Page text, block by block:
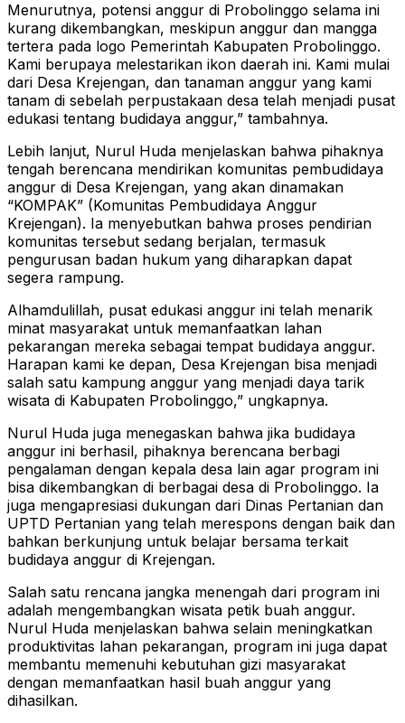
Menurutnya, potensi anggur di Probolinggo selama ini
kurang dikembangkan, meskipun anggur dan mangga
tertera pada logo Pemerintah Kabupaten Probolinggo.
Kami berupaya melestarikan ikon daerah ini. Kami mulai
dari Desa Krejengan, dan tanaman anggur yang kami
tanam di sebelah perpustakaan desa telah menjadi pusat
edukasi tentang budidaya anggur,” tambahnya.
Lebih lanjut, Nurul Huda menjelaskan bahwa pihaknya
tengah berencana mendirikan komunitas pembudidaya
anggur di Desa Krejengan, yang akan dinamakan
“KOMPAK” (Komunitas Pembudidaya Anggur
Krejengan). Ia menyebutkan bahwa proses pendirian
komunitas tersebut sedang berjalan, termasuk
pengurusan badan hukum yang diharapkan dapat
segera rampung.
Alhamdulillah, pusat edukasi anggur ini telah menarik
minat masyarakat untuk memanfaatkan lahan
pekarangan mereka sebagai tempat budidaya anggur.
Harapan kami ke depan, Desa Krejengan bisa menjadi
salah satu kampung anggur yang menjadi daya tarik
wisata di Kabupaten Probolinggo,” ungkapnya.
Nurul Huda juga menegaskan bahwa jika budidaya
anggur ini berhasil, pihaknya berencana berbagi
pengalaman dengan kepala desa lain agar program ini
bisa dikembangkan di berbagai desa di Probolinggo. Ia
juga mengapresiasi dukungan dari Dinas Pertanian dan
UPTD Pertanian yang telah merespons dengan baik dan
bahkan berkunjung untuk belajar bersama terkait
budidaya anggur di Krejengan.
Salah satu rencana jangka menengah dari program ini
adalah mengembangkan wisata petik buah anggur.
Nurul Huda menjelaskan bahwa selain meningkatkan
produktivitas lahan pekarangan, program ini juga dapat
membantu memenuhi kebutuhan gizi masyarakat
dengan memanfaatkan hasil buah anggur yang
dihasilkan.